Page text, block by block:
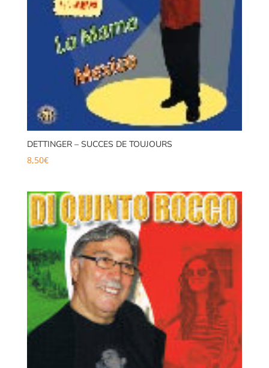
DETTINGER – SUCCES DE TOUJOURS
8,50€